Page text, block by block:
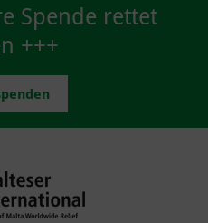
Spende rettet
+++